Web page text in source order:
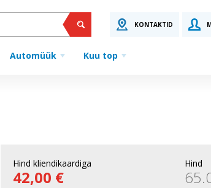
KONTAKTID
Automüük Kuu top
Hind kliendikaardiga
42,00 €
Hind